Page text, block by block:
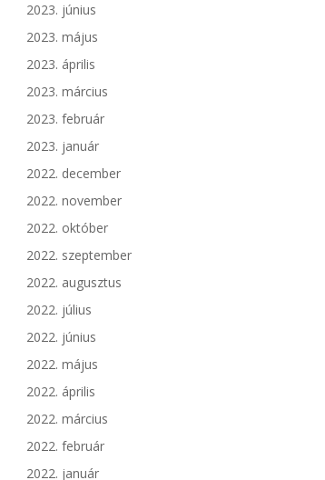
2023. június
2023. május
2023. április
2023. március
2023. február
2023. január
2022. december
2022. november
2022. október
2022. szeptember
2022. augusztus
2022. július
2022. június
2022. május
2022. április
2022. március
2022. február
2022. január